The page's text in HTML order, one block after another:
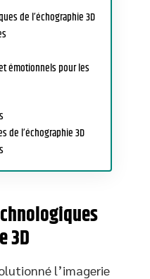
de l’échographie 3D
émotionnels pour les
de l’échographie 3D
3D
l’imagerie